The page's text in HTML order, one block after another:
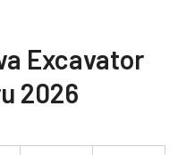
Excavator
2026